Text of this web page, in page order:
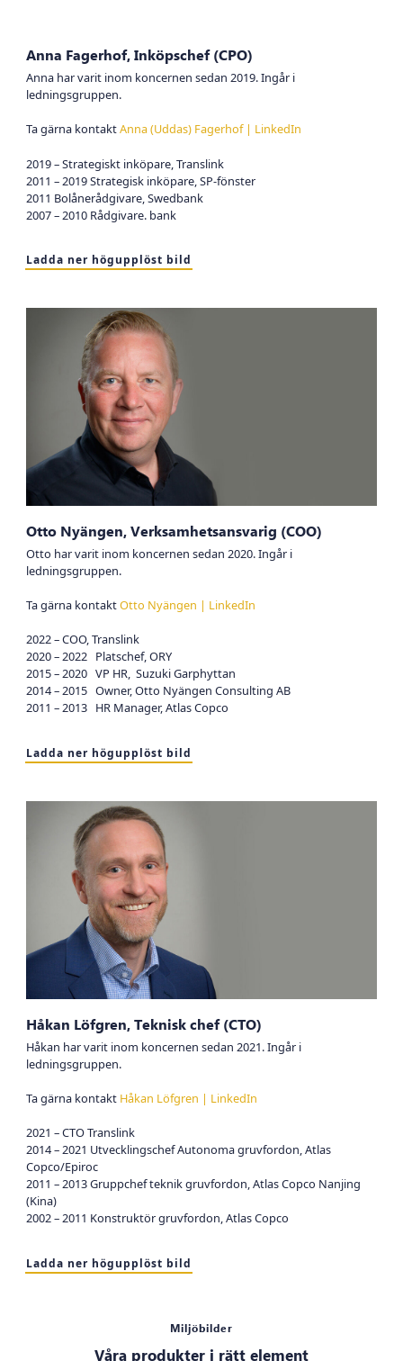
Anna Fagerhof, Inköpschef (CPO)
Anna har varit inom koncernen sedan 2019. Ingår i
ledningsgruppen.
Ta gärna kontaktAnna (Uddas) Fagerhof | LinkedIn
2019 – Strategiskt inköpare, Translink
2011 – 2019 Strategisk inköpare, SP-fönster
2011 Bolånerådgivare, Swedbank
2007 – 2010 Rådgivare. bank
Ladda ner högupplöst bild
Otto Nyängen, Verksamhetsansvarig (COO)
Otto har varit inom koncernen sedan 2020. Ingår i
ledningsgruppen.
Ta gärna kontaktOtto Nyängen | LinkedIn
2022 – COO, Translink
2020 – 2022 Platschef, ORY
2015 – 2020 VP HR, Suzuki Garphyttan
2014 – 2015 Owner, Otto Nyängen Consulting AB
2011 – 2013 HR Manager, Atlas Copco
Ladda ner högupplöst bild
Håkan Löfgren, Teknisk chef (CTO)
Håkan har varit inom koncernen sedan 2021. Ingår i
ledningsgruppen.
Ta gärna kontakt Håkan Löfgren | LinkedIn
2021 – CTO Translink
2014 – 2021 Utvecklingschef Autonoma gruvfordon, Atlas
Copco/Epiroc
2011 – 2013 Gruppchef teknik gruvfordon, Atlas Copco Nanjing
(Kina)
2002 – 2011 Konstruktör gruvfordon, Atlas Copco
Ladda ner högupplöst bild
Miljöbilder
Våra produkter i rätt element